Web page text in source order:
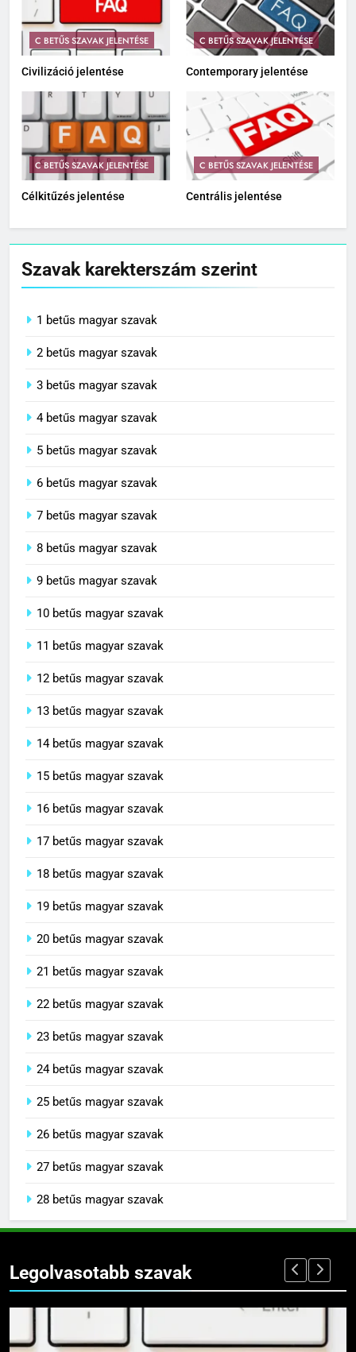
C BETŰS SZAVAK JELENTÉSE
Civilizáció jelentése
C BETŰS SZAVAK JELENTÉSE
Contemporary jelentése
C BETŰS SZAVAK JELENTÉSE
Célkitűzés jelentése
C BETŰS SZAVAK JELENTÉSE
Centrális jelentése
Szavak karekterszám szerint
1 betűs magyar szavak
2 betűs magyar szavak
3 betűs magyar szavak
4 betűs magyar szavak
5 betűs magyar szavak
6 betűs magyar szavak
7 betűs magyar szavak
8 betűs magyar szavak
9 betűs magyar szavak
10 betűs magyar szavak
11 betűs magyar szavak
12 betűs magyar szavak
13 betűs magyar szavak
14 betűs magyar szavak
15 betűs magyar szavak
16 betűs magyar szavak
17 betűs magyar szavak
18 betűs magyar szavak
19 betűs magyar szavak
20 betűs magyar szavak
21 betűs magyar szavak
22 betűs magyar szavak
23 betűs magyar szavak
24 betűs magyar szavak
25 betűs magyar szavak
26 betűs magyar szavak
27 betűs magyar szavak
28 betűs magyar szavak
Legolvasotabb szavak